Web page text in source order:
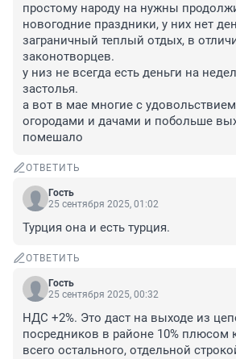
простому народу на нужны
новогодние праздники, у них нет
заграничный теплый отдых, в
законотворцев.
у низ не всегда есть деньги на
застолья.
а вот в мае многие с
огородами и дачами и побольше
помешало
ОТВЕТИТЬ
Гость
25 сентября 2025, 01:02
Турция она и есть турция.
ОТВЕТИТЬ
Гость
25 сентября 2025, 00:32
НДС +2%. Это даст на выходе из
посредников в районе 10% плюсом
всего остального, отдельной